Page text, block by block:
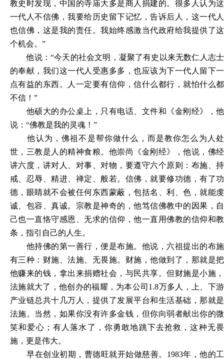
教史时发现，中国的寺庙大多是商人捐建的。很多人认为这
一代人不信佛，我要给历史留下记忆，告诉后人，这一代人
也信佛，这是我的责任。我始终感激当代政府给我提供了这
个机会。”
他说： “今天的社会文明，凝聚了有史以来无数仁人志士
的奉献，我们这一代人受惠多多，也应该为下一代人留下一
点有益的东西。人一定要有信仰，信什么都行，就怕什么都
不信！”
他硕大的办公桌上，只有电话、文件和《金刚经》，他
说： “佛教是我的灵魂！”
他认为，佛祖不是帮你做什么，而是教你怎么为人处
世，三教是人的精神食粮。他崇尚《金刚经》，他说，佛经
讲六度，讲对人、对事、对物，要遵守六个原则：布施、持
戒、忍辱、精进、禅定、般若。信佛，就要修功德，有了功
德，眼睛就不会被任何东西蒙蔽，包括名、利、色，就能虔
诚、包容、真诚。宗教是神奇的，他笃信佛教中的因果，自
己也一直恪守感恩、无求的信仰，他一直用佛教的信仰和教
条，指引自己的人生。
他持佛的第一善行，便是布施。他说，六祖提出的布施
有三种：财施、法施、无畏施。财施，他做到了，那就是把
他赚来的钱，拿出来捐赠社会，与民共享。但财施是小施，
法施就大了，他创办的福耀，为本公司 1.8万多人，上、下游
产业链总共十几万人，提供了发展平台和生活基础，那就是
法施。当然，如果你没有许多金钱，但你向弱者献出你的微
笑和爱心；有人落水了，你勇敢地跳下去抢救，这种无畏
施，更是伟大。
早在创业初期，曹德旺就开始做慈善。 1983年，他的工